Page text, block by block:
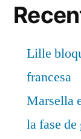
Lille
francesa
Marsella
la fase